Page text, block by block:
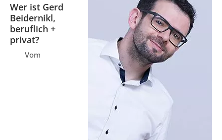
Wer ist Gerd
Beidernikl,
beruflich +
privat?
Vom